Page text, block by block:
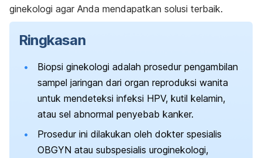
ginekologi agar Anda mendapatkan solusi terbaik.
Ringkasan
Biopsi ginekologi adalah prosedur pengambilan
sampel jaringan dari organ reproduksi wanita
untuk mendeteksi infeksi HPV, kutil kelamin,
atau sel abnormal penyebab kanker.
Prosedur ini dilakukan oleh dokter spesialis
OBGYN atau subspesialis uroginekologi,